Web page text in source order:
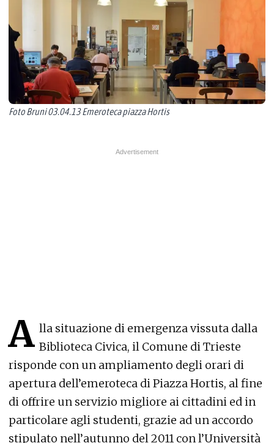
Foto Bruni 03.04.13 Emeroteca piazza Hortis
A lla situazione di emergenza vissuta dalla
Biblioteca Civica, il Comune di Trieste
risponde con un ampliamento degli orari di
apertura dell’emeroteca di Piazza Hortis, al fine
di offrire un servizio migliore ai cittadini ed in
particolare agli studenti, grazie ad un accordo
stipulato nell’autunno del 2011 con l’Università